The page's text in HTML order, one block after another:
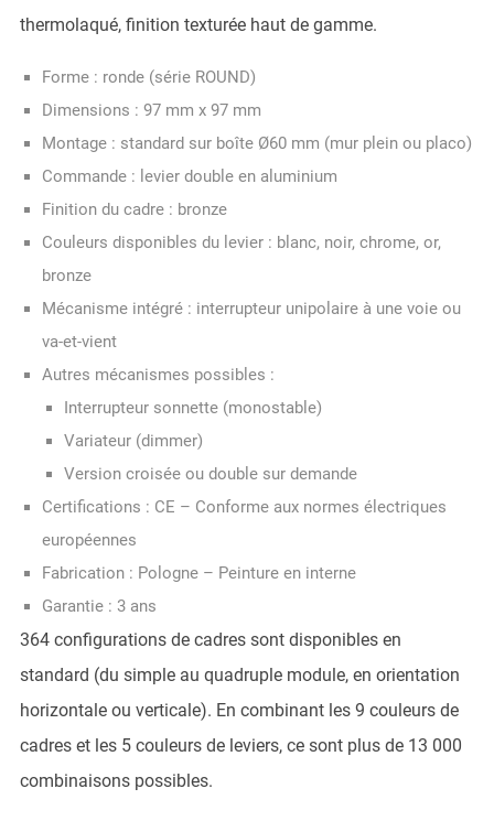
thermolaqué, finition texturée haut de gamme.
Forme : ronde (série ROUND)
Dimensions : 97 mm x 97 mm
Montage : standard sur boîte Ø60 mm (mur plein ou placo)
Commande : levier double en aluminium
Finition du cadre : bronze
Couleurs disponibles du levier : blanc, noir, chrome, or,
bronze
Mécanisme intégré : interrupteur unipolaire à une voie ou
va-et-vient
Autres mécanismes possibles :
Interrupteur sonnette (monostable)
Variateur (dimmer)
Version croisée ou double sur demande
Certifications : CE – Conforme aux normes électriques
européennes
Fabrication : Pologne – Peinture en interne
Garantie : 3 ans
364 configurations de cadres sont disponibles en
standard (du simple au quadruple module, en orientation
horizontale ou verticale). En combinant les 9 couleurs de
cadres et les 5 couleurs de leviers, ce sont plus de 13 000
combinaisons possibles.